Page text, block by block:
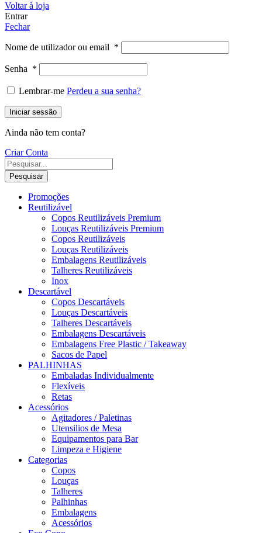
Voltar à loja
Entrar
Fechar
Nome de utilizador ou email *
Senha *
Lembrar-me Perdeu a sua senha?
Iniciar sessão
Ainda não tem conta?
Criar Conta
Pesquisar
Promoções
Reutilizável
Copos Reutilizáveis Premium
Louças Reutilizáveis Premium
Copos Reutilizáveis
Louças Reutilizáveis
Embalagens Reutilizáveis
Talheres Reutilizáveis
Inox
Descartável
Copos Descartáveis
Louças Descartáveis
Talheres Descartáveis
Embalagens Descartáveis
Embalagens Free Plastic / Takeaway
Sacos de Papel
PALHINHAS
Embaladas Individualmente
Flexíveis
Retas
Acessórios
Agitadores / Paletinas
Utensilios de Mesa
Equipamentos para Bar
Limpeza e Higiene
Categorias
Copos
Louças
Talheres
Palhinhas
Embalagens
Acessórios